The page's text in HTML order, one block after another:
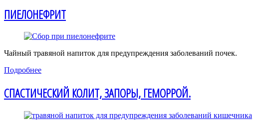
ПИЕЛОНЕФРИТ
Чайный травяной напиток для предупреждения заболеваний почек.
Подробнее
СПАСТИЧЕСКИЙ КОЛИТ, ЗАПОРЫ, ГЕМОРРОЙ.